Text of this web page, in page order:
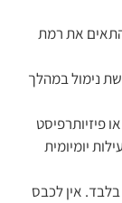
את רמת
נימול במהלך
פיזיותרפיסט
יומיומית
בלבד. אין לכבס